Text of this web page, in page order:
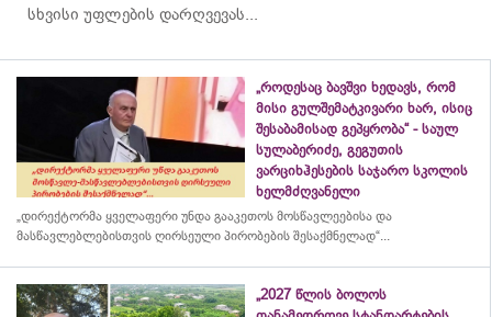
სხვისი უფლების დარღვევას...
„როდესაც ბავშვი ხედავს, რომ
მისი გულშემატკივარი ხარ, ისიც
შესაბამისად გეპყრობა“ - საულ
სულაბერიძე, გეგუთის
ვარციხჰესების საჯარო სკოლის
ხელმძღვანელი
„დირექტორმა ყველაფერი უნდა გააკეთოს მოსწავლეებისა და
მასწავლებლებისთვის ღირსეული პირობების შესაქმნელად“...
„2027 წლის ბოლოს